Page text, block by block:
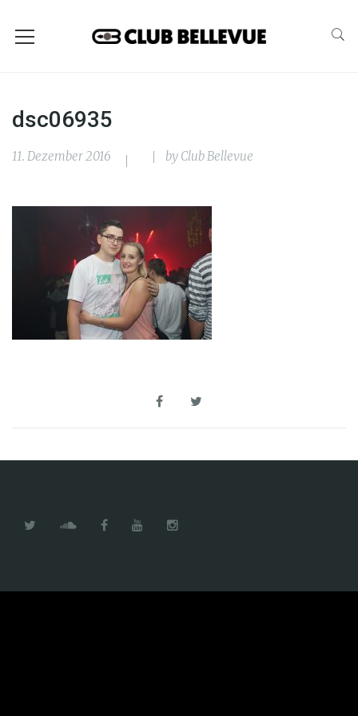
dsc06935
11. Dezember 2016 by Club Bellevue